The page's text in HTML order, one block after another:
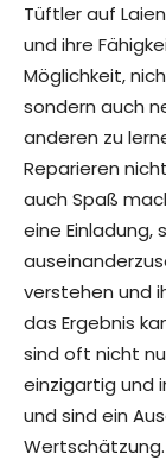
Tüftler auf
und ihre
Möglichkeit,
sondern auch
anderen zu
Reparieren
auch Spaß
eine Einladung,
verstehen und
das Ergebnis
sind oft nicht
einzigartig und
und sind ein
Wertschätzung.